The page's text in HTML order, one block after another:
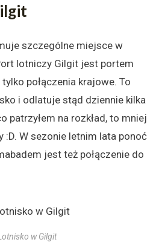
szczególne miejsce w
lotniczy Gilgit jest portem
połączenia krajowe. To
i odlatuje stąd dziennie kilka
patrzyłem na rozkład, to mniej
W sezonie letnim lata ponoć
jest też połączenie do
w Gilgit